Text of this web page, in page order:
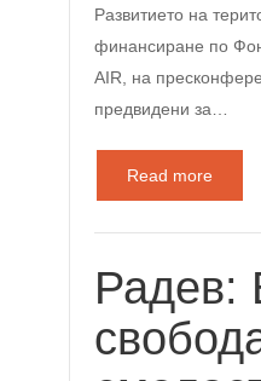
Развитието на
финансиране по
AIR, на
предвидени за…
Read more
Радев: